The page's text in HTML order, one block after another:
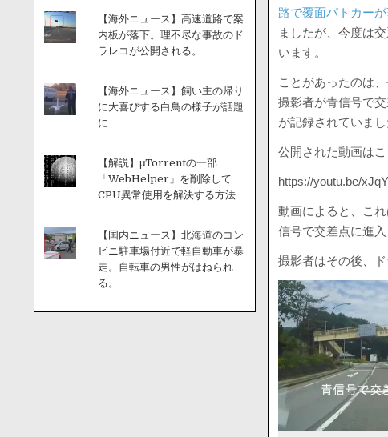
路で覆面パトカー
ましたが、今度は
います。
ことがあったのは
撮影者が青信号で
が記録されていまし
公開された動画は
https://youtu.be/
動画によると、こ
信号で交差点に進
撮影者はその後、
【海外ニュース】高速道路で案
内板が落下。理不尽な事故のド
ラレコが公開される。
【海外ニュース】飼い主の帰り
に大喜びする白鳥の様子が話題
に
【解説】μTorrentの一部
「WebHelper」を削除して
CPU異常使用を解決する方法
【国内ニュース】北海道のコン
ビニ駐車場付近で軽自動車が暴
走。自転車の男性がはねられ
る。